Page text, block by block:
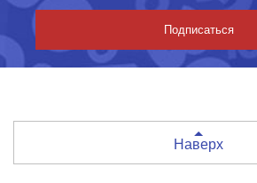
Подписаться
Наверх